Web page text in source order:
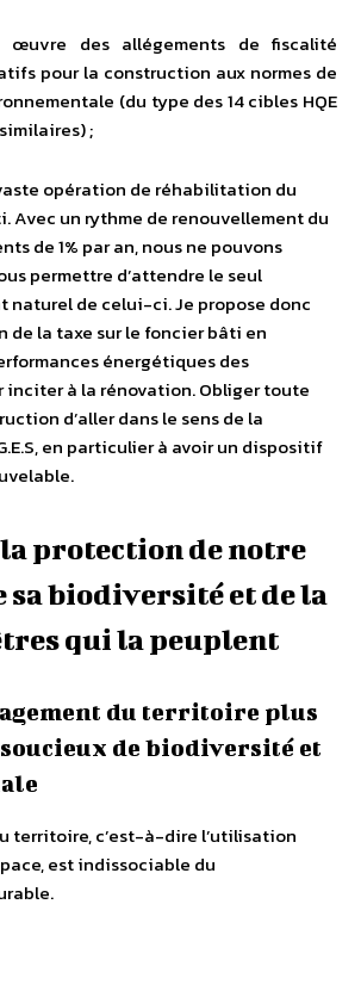
des allégements de fiscalité
pour la construction aux normes de
(du type des 14 cibles HQE
;
opération de réhabilitation du
Avec un rythme de renouvellement du
de 1% par an, nous ne pouvons
permettre d’attendre le seul
naturel de celui-ci. Je propose donc
de la taxe sur le foncier bâti en
énergétiques des
inciter à la rénovation. Obliger toute
d’aller dans le sens de la
en particulier à avoir un dispositif
protection de notre
sa biodiversité et de la
qui la peuplent
du territoire plus
de biodiversité et
territoire, c’est-à-dire l’utilisation
est indissociable du